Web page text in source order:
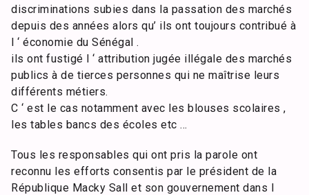
discriminations subies dans la passation des marchés
depuis des années alors qu’ ils ont toujours contribué à
l ‘ économie du Sénégal .
ils ont fustigé l ‘ attribution jugée illégale des marchés
publics à de tierces personnes qui ne maîtrise leurs
différents métiers.
C ‘ est le cas notamment avec les blouses scolaires ,
les tables bancs des écoles etc …
Tous les responsables qui ont pris la parole ont
reconnu les efforts consentis par le président de la
République Macky Sall et son gouvernement dans l